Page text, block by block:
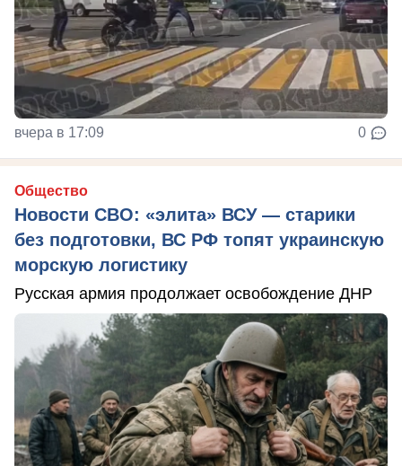
вчера в 17:09 0
Общество
Новости СВО: «элита» ВСУ — старики
без подготовки, ВС РФ топят украинскую
морскую логистику
Русская армия продолжает освобождение ДНР